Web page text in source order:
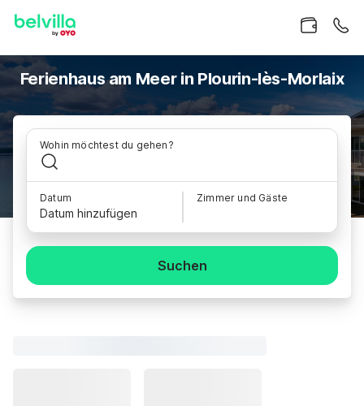
Ferienhaus am Meer in Plourin-lès-Morlaix
Wohin möchtest du gehen?
Datum
Datum hinzufügen
Zimmer und Gäste
Suchen